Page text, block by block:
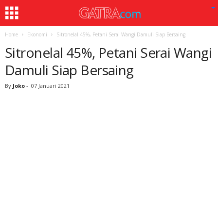
Home Ekonomi Sitronelal 45%, Petani Serai Wangi Damuli Siap Bersaing
Sitronelal 45%, Petani Serai Wangi
Damuli Siap Bersaing
By Joko - 07 Januari 2021